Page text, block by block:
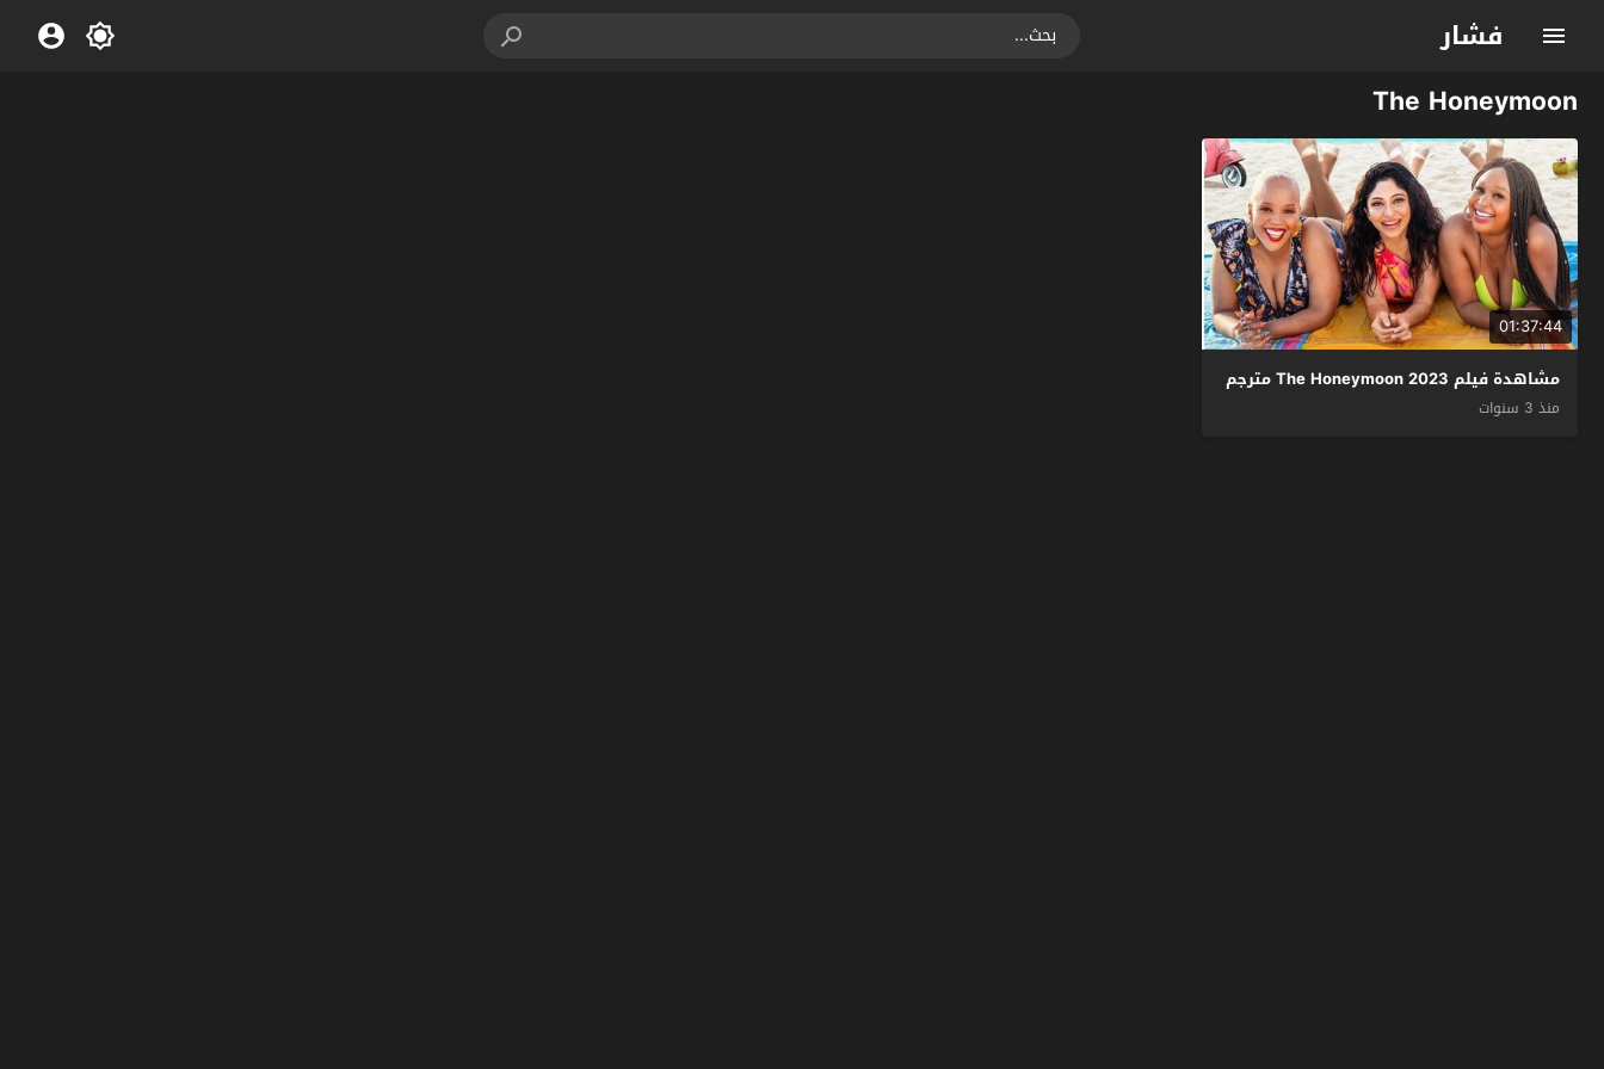
فشار
The Honeymoon
01:37:44
مشاهدة فيلم The Honeymoon 2023 مترجم
منذ 3 سنوات